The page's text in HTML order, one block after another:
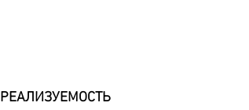
РЕАЛИЗУЕМОСТЬ